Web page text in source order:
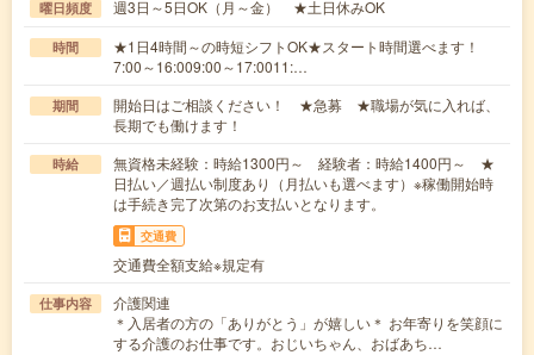
曜日頻度 週3日～5日OK（月～金） ★土日休みOK
時間
★1日4時間～の時短シフトOK★スタート時間選べます！
7:00～16:009:00～17:0011:…
期間
開始日はご相談ください！ ★急募 ★職場が気に入れば、
長期でも働けます！
時給
無資格未経験：時給1300円～ 経験者：時給1400円～ ★
日払い／週払い制度あり（月払いも選べます）※稼働開始時
は手続き完了次第のお支払いとなります。
交通費
交通費全額支給※規定有
仕事内容
介護関連
＊入居者の方の「ありがとう」が嬉しい＊ お年寄りを笑顔に
する介護のお仕事です。おじいちゃん、おばあち…